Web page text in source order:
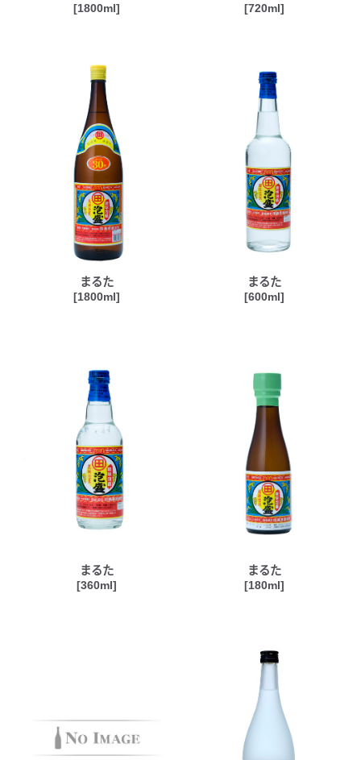
[1800ml]
[720ml]
まるた
[1800ml]
まるた
[600ml]
まるた
[360ml]
まるた
[180ml]